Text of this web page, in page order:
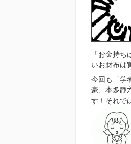
「お金持
いお財布は
今回も「学
豪、本多静
す！それで